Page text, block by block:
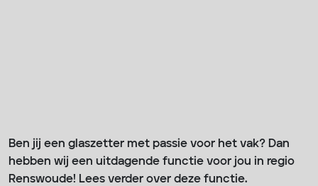
Ben jij een glaszetter met passie voor het vak? Dan
hebben wij een uitdagende functie voor jou in regio
Renswoude! Lees verder over deze functie.